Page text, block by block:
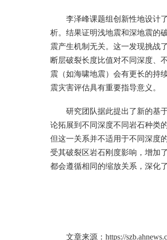
李泽峰课题组创新性地设计
析。结果证明浅地震和深地震的
震产生机制无关。这一发现挑战
断层破裂长度比值对不同深度、
震（如海啸地震）会有更长的持
震灾害评估具有重要指导意义。
研究团队据此提出了新的基
论拓展到不同深度不同岩石种类
但这一关系并不适用于不同深度
受其破裂区岩石刚度影响，增加
都会遵循相同的缩放关系，深化
文章来源： https://